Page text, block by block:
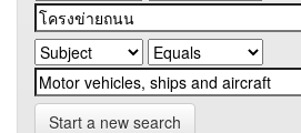
Start a new search